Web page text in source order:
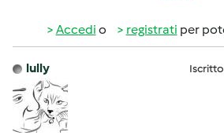
Accedi o registrati per
lully